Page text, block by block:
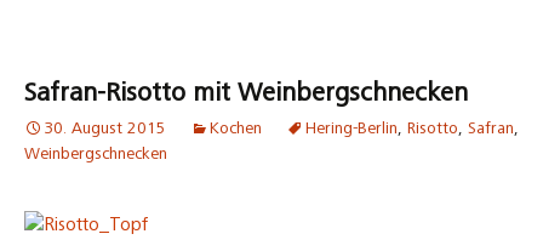
Safran-Risotto mit Weinbergschnecken
30. August 2015 Kochen Hering-Berlin, Risotto, Safran,
Weinbergschnecken